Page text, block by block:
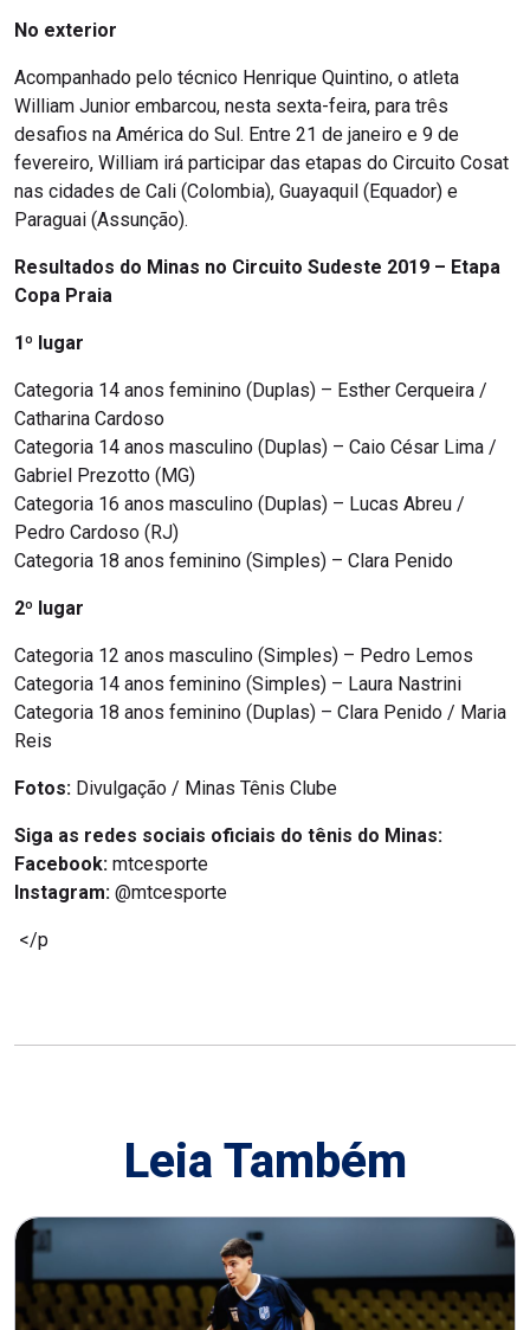
No exterior
Acompanhado pelo técnico Henrique Quintino, o atleta
William Junior embarcou, nesta sexta-feira, para três
desafios na América do Sul. Entre 21 de janeiro e 9 de
fevereiro, William irá participar das etapas do Circuito Cosat
nas cidades de Cali (Colombia), Guayaquil (Equador) e
Paraguai (Assunção).
Resultados do Minas no Circuito Sudeste 2019 – Etapa
Copa Praia
1º lugar
Categoria 14 anos feminino (Duplas) – Esther Cerqueira /
Catharina Cardoso
Categoria 14 anos masculino (Duplas) – Caio César Lima /
Gabriel Prezotto (MG)
Categoria 16 anos masculino (Duplas) – Lucas Abreu /
Pedro Cardoso (RJ)
Categoria 18 anos feminino (Simples) – Clara Penido
2º lugar
Categoria 12 anos masculino (Simples) – Pedro Lemos
Categoria 14 anos feminino (Simples) – Laura Nastrini
Categoria 18 anos feminino (Duplas) – Clara Penido / Maria
Reis
Fotos: Divulgação / Minas Tênis Clube
Siga as redes sociais oficiais do tênis do Minas:
Facebook: mtcesporte
Instagram: @mtcesporte
</p
Leia Também